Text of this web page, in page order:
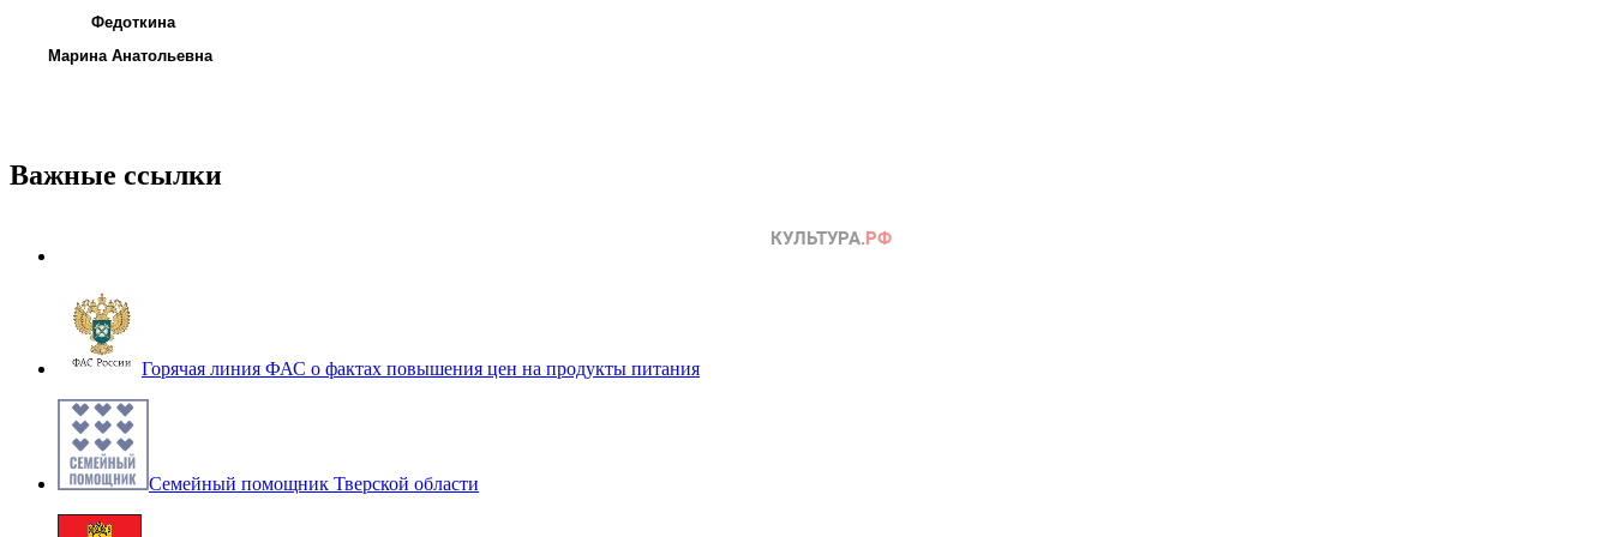
Федоткина
Марина Анатольевна
Важные ссылки
Горячая линия ФАС о фактах повышения цен на продукты питания
Семейный помощник Тверской области